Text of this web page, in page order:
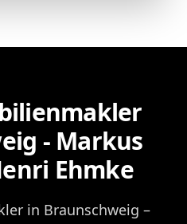
- Markus
Ehmke
in Braunschweig –